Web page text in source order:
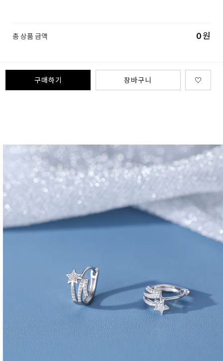
총 상품 금액 0원
구매하기 장바구니 ♡